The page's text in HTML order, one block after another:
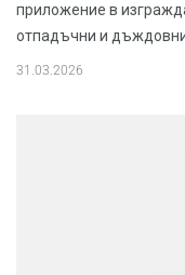
приложение в
отпадъчни и
31.03.2026